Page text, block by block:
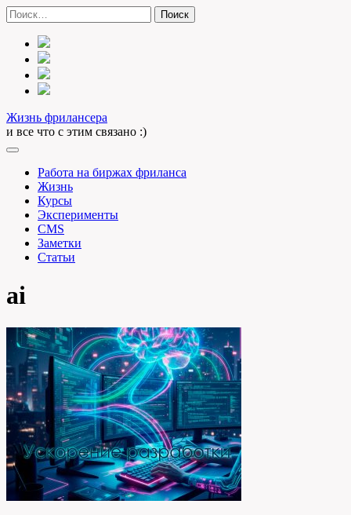
Skip
to
content
Найти:
Жизнь фрилансера
и все что с этим связано :)
Работа на биржах фриланса
Жизнь
Курсы
Эксперименты
CMS
Заметки
Статьи
ai